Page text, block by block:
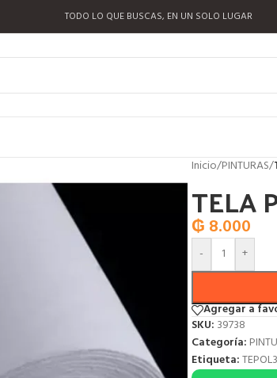
TODO LO QUE BUSCAS, EN UN SOLO LUGAR
Inicio/PINTURAS/
TELA
₲ 8.000
- +
Agregar a
SKU: 39738
Categoría:
Etiqueta:TEPOL3